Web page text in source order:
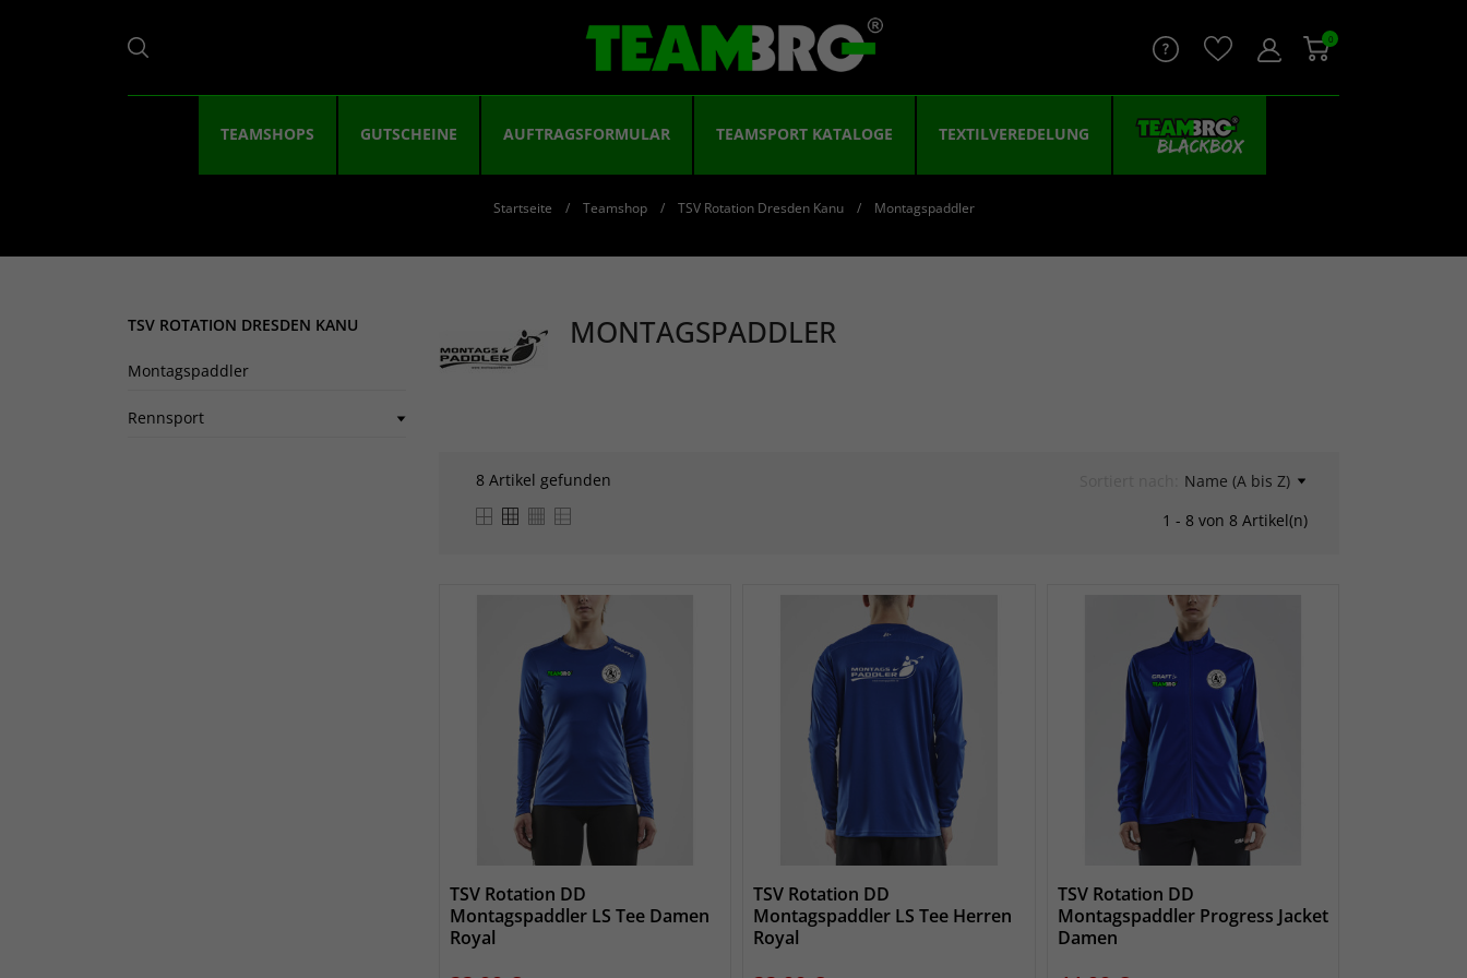
0
TEAMSHOPS GUTSCHEINE AUFTRAGSFORMULAR TEAMSPORT KATALOGE TEXTILVEREDELUNG
Startseite Teamshop TSV Rotation Dresden Kanu Montagspaddler
TSV ROTATION DRESDEN KANU
Montagspaddler
Rennsport
MONTAGSPADDLER
8 Artikel gefunden
Name (A bis Z)
1 - 8 von 8 Artikel(n)
TSV Rotation DD
Montagspaddler LS Tee Damen
Royal
TSV Rotation DD
Montagspaddler LS Tee Herren
Royal
TSV Rotation DD
Montagspaddler Progress Jacket
Damen